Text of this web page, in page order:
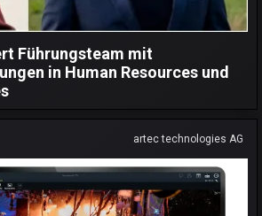
Führungsteam mit
in Human Resources und
artec technologies AG